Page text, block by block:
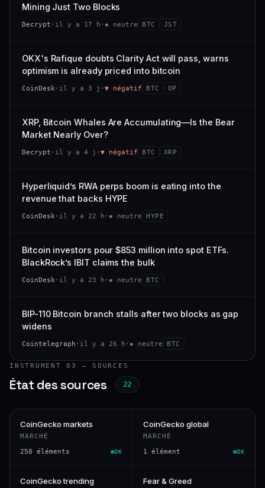
CONFIANCE
VAR. 7 J
−3,0 %
CONFIANCE
; prix collé au bas de son range 7 j (0 % de l'amplitude),
momentum 24 h dégradé (−2,7 %).
21,1 Md$ 3,8 M$
0,0 % −3,2 %
−5,6 % #9
CONFIANCE
Mining Just Two Blocks
Decrypt · il y a 17 h · ▪ neutre BTC JST
OKX's Rafique doubts Clarity Act will pass, warns
optimism is already priced into bitcoin
CoinDesk · il y a 3 j · ▼ négatif BTC OP
XRP, Bitcoin Whales Are Accumulating—Is the Bear
Market Nearly Over?
Decrypt · il y a 4 j · ▼ négatif BTC XRP
Hyperliquid’s RWA perps boom is eating into the
revenue that backs HYPE
CoinDesk · il y a 22 h · ▪ neutre HYPE
Bitcoin investors pour $853 million into spot ETFs.
BlackRock’s IBIT claims the bulk
CoinDesk · il y a 23 h · ▪ neutre BTC
BIP-110 Bitcoin branch stalls after two blocks as gap
widens
Cointelegraph · il y a 26 h · ▪ neutre BTC
INSTRUMENT 03 — SOURCES
État des sources 22
CoinGecko markets
MARCHÉ
250 éléments OK
CoinGecko global
MARCHÉ
1 élément OK
CoinGecko trending
Fear & Greed